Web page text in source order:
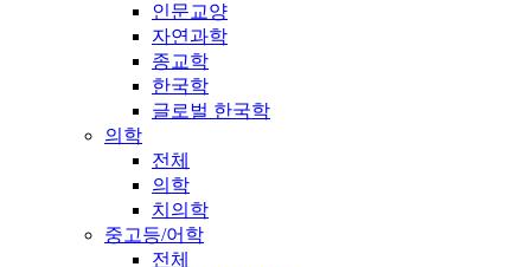
인문교양
자연과학
종교학
한국학
글로벌 한국학
의학
전체
의학
치의학
중고등/어학
전체